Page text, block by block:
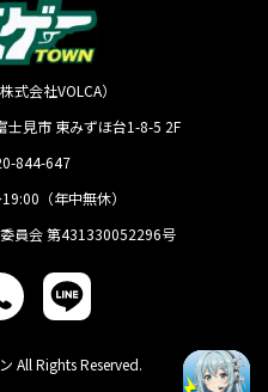
式会社VOLCA）
士見市 東みずほ台1-8-5 2F
844-647
（年中無休）
員会 第431330052296号
All Rights Reserved.